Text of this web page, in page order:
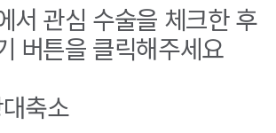
서 관심 수술을 체크한 후
버튼을 클릭해주세요
축소